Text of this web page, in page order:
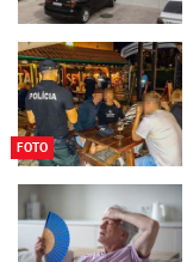
FOTO